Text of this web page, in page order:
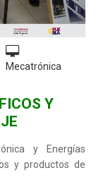
Mecatrónica
Y
y Energías
y productos de